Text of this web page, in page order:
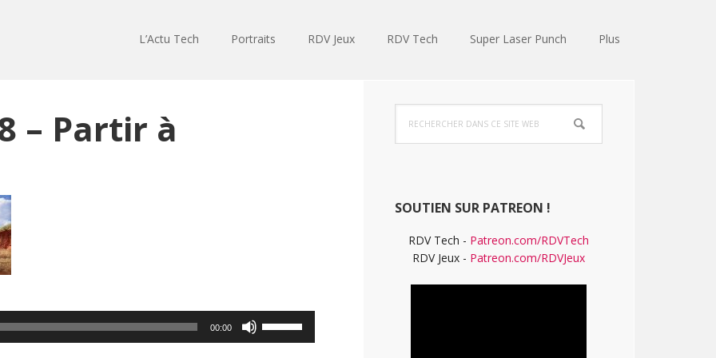
L’Actu Tech Portraits RDV Jeux RDV Tech Super Laser Punch Plus
– Partir à
00:00
les
Barre
latérale
dans
ce
SOUTIEN SUR PATREON !
RDV Tech - Patreon.com/RDVTech
RDV Jeux - Patreon.com/RDVJeux